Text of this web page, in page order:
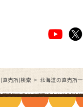
直売所)検索 北海道の直売所